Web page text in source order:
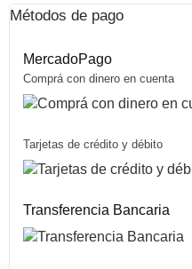
Métodos de pago
MercadoPago
Comprá con dinero en cuenta
Tarjetas de crédito y débito
Transferencia Bancaria